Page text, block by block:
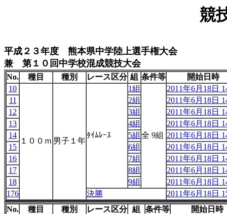
競
平成２３年度 熊本県中学陸上選手権大会
兼 第１０回中学校混成競技大会
No. 種目 種別 レース区分 組 条件等
開始日時
10
１００ｍ 男子１年
ﾀｲﾑﾚｰｽ
1組
全 9組
2011年6月18日
11
2組
2011年6月18日
12
3組
2011年6月18日
13
4組
2011年6月18日
14
5組
2011年6月18日
15
6組
2011年6月18日
16
7組
2011年6月18日
17
8組
2011年6月18日
18
9組
2011年6月18日
176
決勝
2011年6月18日
No.
種目 種別 レース区分 組 条件等
開始日時